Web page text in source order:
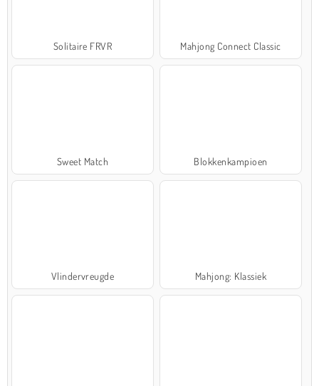
Solitaire FRVR Mahjong Connect Classic
Sweet Match Blokkenkampioen
Vlindervreugde Mahjong: Klassiek